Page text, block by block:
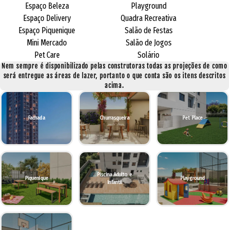
Espaço Beleza
Espaço Delivery
Espaço Piquenique
Mini Mercado
Pet Care
Playground
Quadra Recreativa
Salão de Festas
Salão de Jogos
Solário
Nem sempre é disponibilizado pelas construtoras todas as projeções de como
será entregue as áreas de lazer, portanto o que conta são os itens descritos
acima.
Fachada Churrasqueira Pet Place
Piquenique
Piscina Adulto e
Infantil
Playground